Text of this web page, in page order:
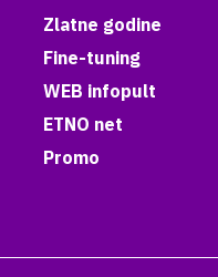
Zlatne godine
Fine-tuning
WEB infopult
ETNO net
Promo